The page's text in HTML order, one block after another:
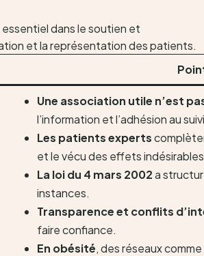
Une association utile n’est
l’information et l’adhésion au
Les patients experts
et le vécu des effets
La loi du 4 mars 2002a
instances.
Transparence et conflits
faire confiance.
En obésité, des réseaux